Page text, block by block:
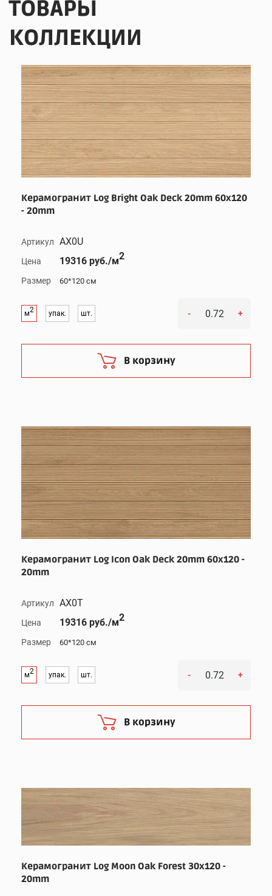
ТОВАРЫ
КОЛЛЕКЦИИ
Керамогранит Log Bright Oak Deck 20mm 60x120
- 20mm
Артикул AX0U
Цена 19316 руб./м2
Размер 60*120 см
м2 упак. шт. - +
В корзину
Керамогранит Log Icon Oak Deck 20mm 60x120 -
20mm
Артикул AX0T
Цена 19316 руб./м2
Размер 60*120 см
м2 упак. шт. - +
В корзину
Керамогранит Log Moon Oak Forest 30x120 -
20mm